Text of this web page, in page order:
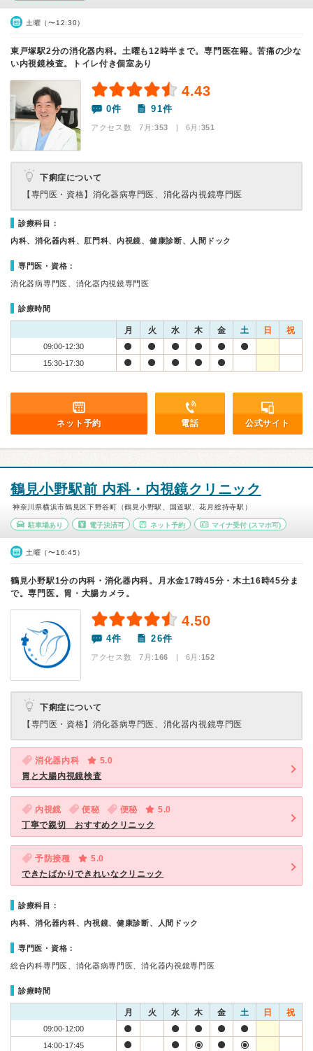
土曜（〜12:30）
東戸塚駅2分の消化器内科。土曜も12時半まで。専門医在籍。苦痛の少な
い内視鏡検査。トイレ付き個室あり
4.43
0件 91件
アクセス数 7月:353 | 6月:351
下痢症について
【専門医・資格】 消化器病専門医、消化器内視鏡専門医
診療科目：
内科、消化器内科、肛門科、内視鏡、健康診断、人間ドック
専門医・資格：
消化器病専門医、消化器内視鏡専門医
診療時間
月 火 水 木 金 土 日 祝
09:00-12:30
15:30-17:30
ネット予約 電話 公式サイト
鶴見小野駅前 内科・内視鏡クリニック
神奈川県横浜市鶴見区下野谷町（鶴見小野駅、国道駅、花月総持寺駅）
駐車場あり 電子決済可 ネット予約 マイナ受付 (スマホ可)
土曜（〜16:45）
鶴見小野駅1分の内科・消化器内科。月水金17時45分・木土16時45分ま
で。専門医。胃・大腸カメラ。
4.50
4件 26件
アクセス数 7月:166 | 6月:152
下痢症について
【専門医・資格】 消化器病専門医、消化器内視鏡専門医
消化器内科
5.0
胃と大腸内視鏡検査
内視鏡 便秘 便秘
5.0
丁寧で親切 おすすめクリニック
予防接種
5.0
できたばかりできれいなクリニック
診療科目：
内科、消化器内科、内視鏡、健康診断、人間ドック
専門医・資格：
総合内科専門医、消化器病専門医、消化器内視鏡専門医
診療時間
月 火 水 木 金 土 日 祝
09:00-12:00
14:00-17:45